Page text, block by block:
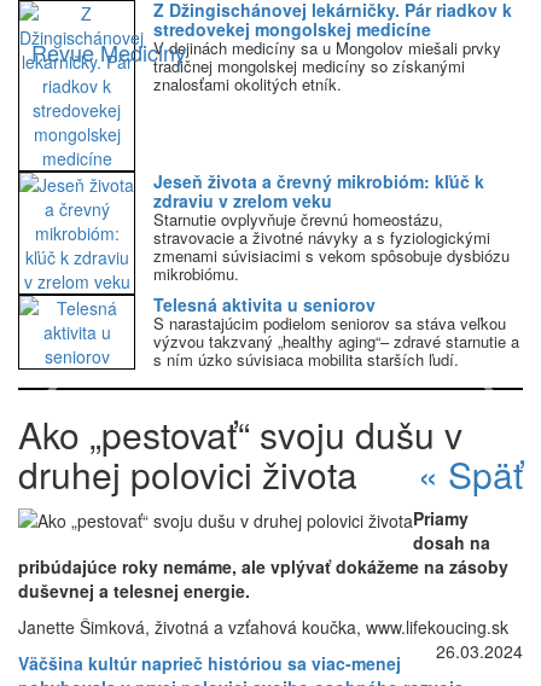
Revue Mediciny
Z Džingischánovej lekárničky. Pár riadkov k
stredovekej mongolskej medicíne
V dejinách medicíny sa u Mongolov miešali prvky
tradičnej mongolskej medicíny so získanými
znalosťami okolitých etník.
Jeseň života a črevný mikrobióm: kľúč k
zdraviu v zrelom veku
Starnutie ovplyvňuje črevnú homeostázu,
stravovacie a životné návyky a s fyziologickými
zmenami súvisiacimi s vekom spôsobuje dysbiózu
mikrobiómu.
Telesná aktivita u seniorov
S narastajúcim podielom seniorov sa stáva veľkou
výzvou takzvaný „healthy aging“– zdravé starnutie a
s ním úzko súvisiaca mobilita starších ľudí.
Ako „pestovať“ svoju dušu v
druhej polovici života « Späť
Priamy
dosah na
pribúdajúce roky nemáme, ale vplývať dokážeme na zásoby
duševnej a telesnej energie.
Janette Šimková, životná a vzťahová koučka, www.lifekoucing.sk
26.03.2024
Väčšina kultúr naprieč históriou sa viac-menej